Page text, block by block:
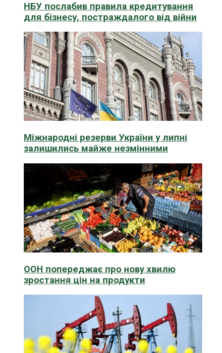
НБУ послабив правила кредитування
для бізнесу, постраждалого від війни
Міжнародні резерви України у липні
залишились майже незмінними
ООН попереджає про нову хвилю
зростання цін на продукти